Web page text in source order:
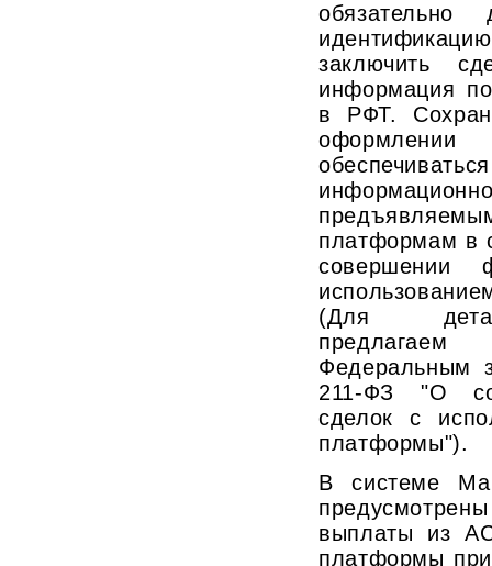
заключить
информация
в РФТ.
платформам в
совершении
(Для
Федеральным
211-ФЗ "О
сделок с
платформы").
В системе
выплаты из
платформы при